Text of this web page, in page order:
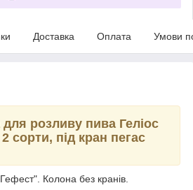
Доставка Оплата Умови
розливу пива Геліос
сорти, під кран пегас
Колона без кранів.